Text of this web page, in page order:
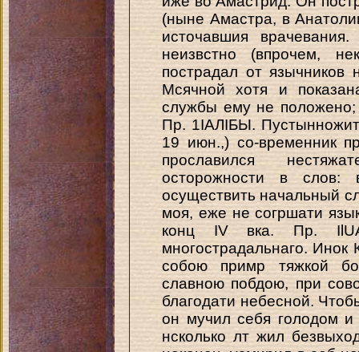
(ныне Амастра, в
источавшия
неизвстно (впрочем,
пострадал от
Мсячной хотя и
службы ему не положено;
Пр. 1ІАЛІБЫ.
19 июн.,) со-временник
прославился
осторожности в
осуществить начальный
моя, еже не согршати
конц IV вка. Пр.
многострадальнаго. Инок
собою примр тяжкой
славною побдою, при
благодати небесной.
он мучил себя голодом
нсколько лт жил